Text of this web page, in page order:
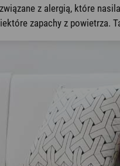
z alergią, które
zapachy z